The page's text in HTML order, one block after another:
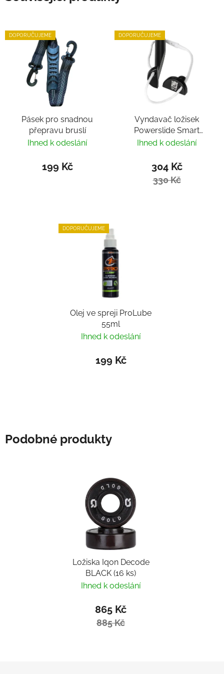
DOPORUČUJEME
Pásek pro snadnou
přepravu bruslí
Ihned k odeslání
199 Kč
DOPORUČUJEME
Vyndavač ložisek
Powerslide Smart
Bearing Remover by
Ihned k odeslání
304 Kč
330 Kč
DOPORUČUJEME
Olej ve spreji ProLube
55ml
Ihned k odeslání
199 Kč
Podobné produkty
Ložiska Iqon Decode
BLACK (16 ks)
Ihned k odeslání
865 Kč
885 Kč